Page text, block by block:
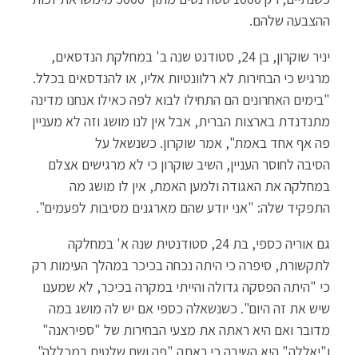
ההצבעה שלהם.
יניר שוקרון, בן 24, סטודנט שנה ב' במחלקת הנדסאים,
מרגיש כי הבחירות לא רלוונטיות אליו, או להנדסאים בכלל.
"בימים האחרונים הם התחילו לבוא לפה כאילו אנחנו מדינה
מתנדנדת בארצות הברית, אבל אין לנו מושג וזה לא מעניין
פה אף אחד באמת", אמר שוקרון. כשנשאל על
הסיבה לחוסר העניין, השיב שוקרון כי לא מרגישים אצלם
במחלקה את האגודה ולמען האמת, אין לו מושג מה
התפקיד שלה: "אני יודע שהם מארגנים מסיבות לפעמים".
גם אוריה כספי, בת 24, סטודנטית שנה א' במחלקה
לתקשורת, סיפרה כי היתה נכחה בכיכר במהלך העימות רק
כי "היתה הפסקה גדולה והייתי במקרה בכיכר, לא שמענו
שיש את זה היום". כשנשאלה כספי אם יש לה מושג במה
מדובר ואם היא ראתה את מצעי הבחירות של "ספיראנה"